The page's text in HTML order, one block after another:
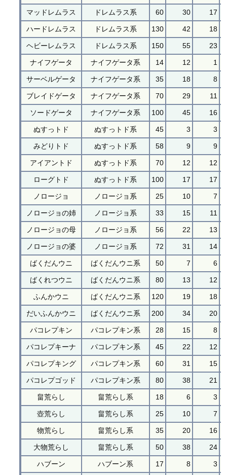
マッドレムラス ドレムラス系 60 30 17
ハードレムラス ドレムラス系 130 42 18
ヘビーレムラス ドレムラス系 150 55 23
ナイフゲータ ナイフゲータ系 14 12 1
サーベルゲータ ナイフゲータ系 35 18 8
ブレイドゲータ ナイフゲータ系 70 29 11
ソードゲータ ナイフゲータ系 100 45 16
ぬすっトド ぬすっトド系 45 3 3
みどりトド ぬすっトド系 58 9 9
アイアントド ぬすっトド系 70 12 12
ローグトド ぬすっトド系 100 17 17
ノロージョ ノロージョ系 25 10 7
ノロージョの姉 ノロージョ系 33 15 11
ノロージョの母 ノロージョ系 56 22 13
ノロージョの婆 ノロージョ系 72 31 14
ばくだんウニ ばくだんウニ系 50 7 6
ばくれつウニ ばくだんウニ系 80 13 12
ふんかウニ ばくだんウニ系 120 19 18
だいふんかウニ ばくだんウニ系 200 34 20
パコレプキン パコレプキン系 28 15 8
パコレプキーナ パコレプキン系 45 22 12
パコレプキング パコレプキン系 60 31 15
パコレプゴッド パコレプキン系 80 38 21
畠荒らし 畠荒らし系 18 6 3
壺荒らし 畠荒らし系 25 10 7
物荒らし 畠荒らし系 35 20 16
大物荒らし 畠荒らし系 50 38 24
ハブーン ハブーン系 17 8 3